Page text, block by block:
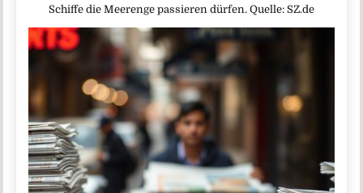
Schiffe die Meerenge passieren dürfen. Quelle: SZ.de